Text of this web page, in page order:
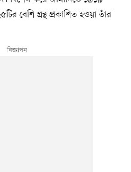
বেশি গ্রন্থ প্রকাশিত হওয়া তাঁর